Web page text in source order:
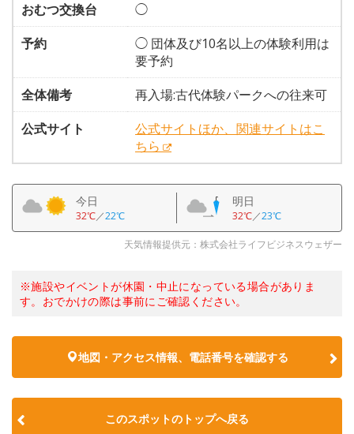
おむつ交換台
◯
予約
◯ 団体及び10名以上の体験利用は
要予約
全体備考
再入場:古代体験パークへの往来可
公式サイト
公式サイトほか、関連サイトはこ
ちら
今日
32℃／22℃
明日
32℃／23℃
天気情報提供元：株式会社ライフビジネスウェザー
※施設やイベントが休園・中止になっている場合がありま
す。おでかけの際は事前にご確認ください。
地図・アクセス情報、電話番号を確認する
このスポットのトップへ戻る